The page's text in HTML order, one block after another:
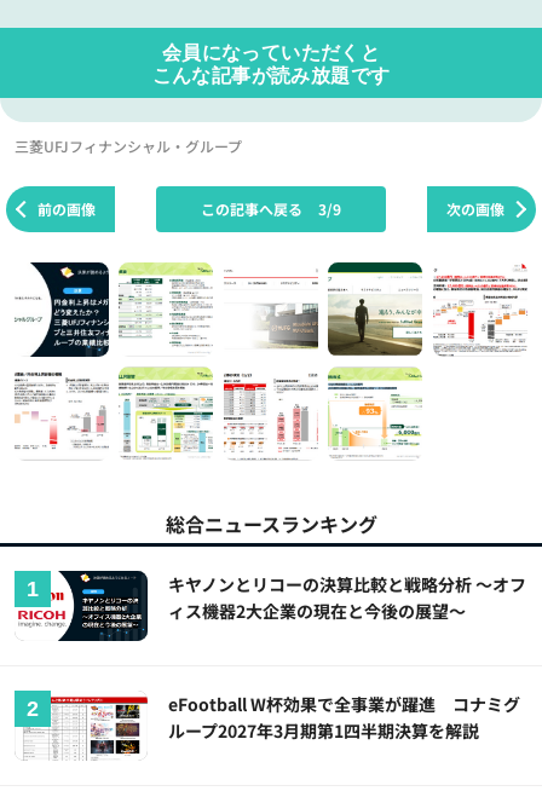
会員になっていただくと
こんな記事が読み放題です
三菱UFJフィナンシャル・グループ
前の画像 次の画像
この記事へ戻る 3/9
総合ニュースランキング
キヤノンとリコーの決算比較と戦略分析 ～オフ
ィス機器2大企業の現在と今後の展望～
eFootball W杯効果で全事業が躍進 コナミグ
ループ2027年3月期第1四半期決算を解説